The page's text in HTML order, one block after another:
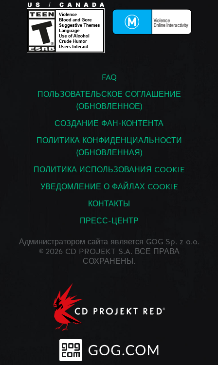
FAQ
ПОЛЬЗОВАТЕЛЬСКОЕ СОГЛАШЕНИЕ
(ОБНОВЛЕННОЕ)
СОЗДАНИЕ ФАН-КОНТЕНТА
ПОЛИТИКА КОНФИДЕНЦИАЛЬНОСТИ
(ОБНОВЛЕННАЯ)
ПОЛИТИКА ИСПОЛЬЗОВАНИЯ COOKIE
УВЕДОМЛЕНИЕ О ФАЙЛАХ COOKIE
КОНТАКТЫ
ПРЕСС-ЦЕНТР
Администратором сайта является GOG Sp. z o.o.
© 2026 CD PROJEKT S.A. ВСЕ ПРАВА
СОХРАНЕНЫ.